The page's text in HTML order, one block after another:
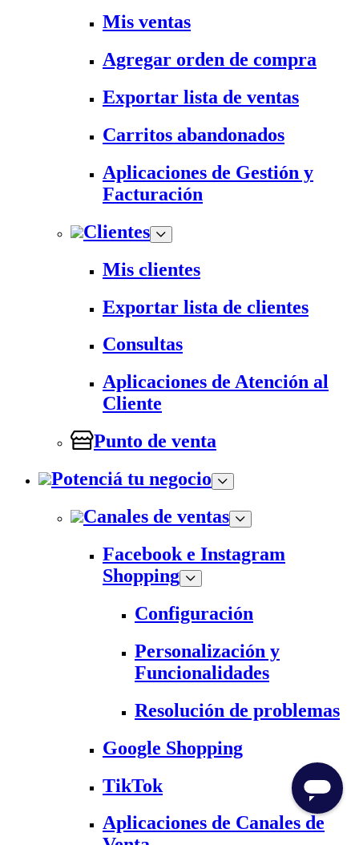
Mis ventas
Agregar orden de compra
Exportar lista de ventas
Carritos abandonados
Aplicaciones de Gestión y
Facturación
Clientes
Mis clientes
Exportar lista de clientes
Consultas
Aplicaciones de Atención al
Cliente
Punto de venta
Potenciá tu negocio
Canales de ventas
Facebook e Instagram
Shopping
Configuración
Personalización y
Funcionalidades
Resolución de problemas
Google Shopping
TikTok
Aplicaciones de Canales de